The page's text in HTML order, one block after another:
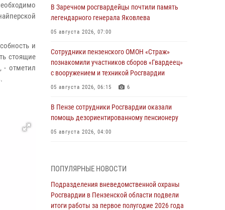
и
стоящие
- отметил
В Заречном росгвардейцы почтили память
легендарного генерала Яковлева
05 августа 2026, 07:00
Сотрудники пензенского ОМОН «Страж»
познакомили участников сборов «Гвардеец»
с вооружением и техникой Росгвардии
05 августа 2026, 06:15 6
В Пензе сотрудники Росгвардии оказали
помощь дезориентированному пенсионеру
05 августа 2026, 04:00
маскировавшейся под реабилитационный
центр (видео)
04 августа 2026, 07:05 4 1
ПОПУЛЯРНЫЕ НОВОСТИ
Подразделения вневедомственной охраны
Росгвардии в Пензенской области подвели
итоги работы за первое полугодие 2026 года